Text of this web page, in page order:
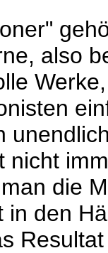
also
nicht
die
in den